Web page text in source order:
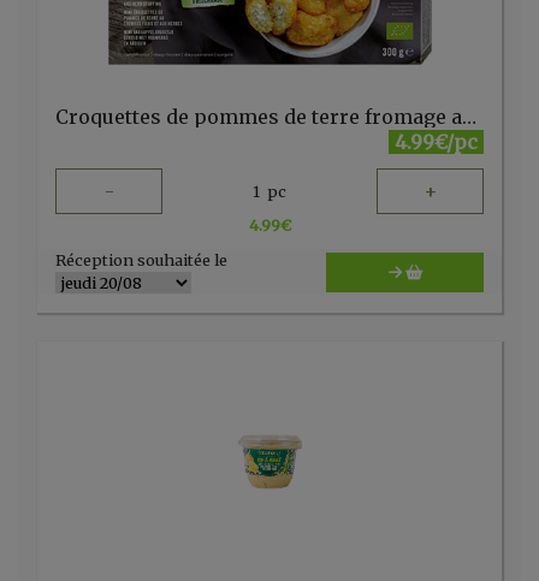
Croquettes de pommes de terre fromage aux herbes mini 300g
4.99€/pc
- 1 pc +
4.99€
Réception souhaitée le